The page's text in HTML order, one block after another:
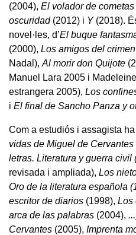
(2004), El volador de cometas
oscuridad(2012) i Y(2018).
novel·les, d’El buque
(2000), Los amigos del
Nadal), Al morir don Quijote
Manuel Lara 2005 i
estrangera 2005), Los
i El final de Sancho Panza y
Com a estudiós i assagista
vidas de Miguel de Cervantes
letras. Literatura y guerra civil
revisada i ampliada), Los
Oro de la literatura española
escritor de diarios (1998), Los
arca de las palabras (2004),
Cervantes (2005), Imprenta